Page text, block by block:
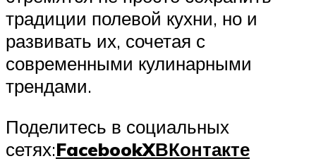
традиции полевой кухни, но и
развивать их, сочетая с
современными кулинарными
трендами.
Поделитесь в социальных
сетях:FacebookXВКонтакте